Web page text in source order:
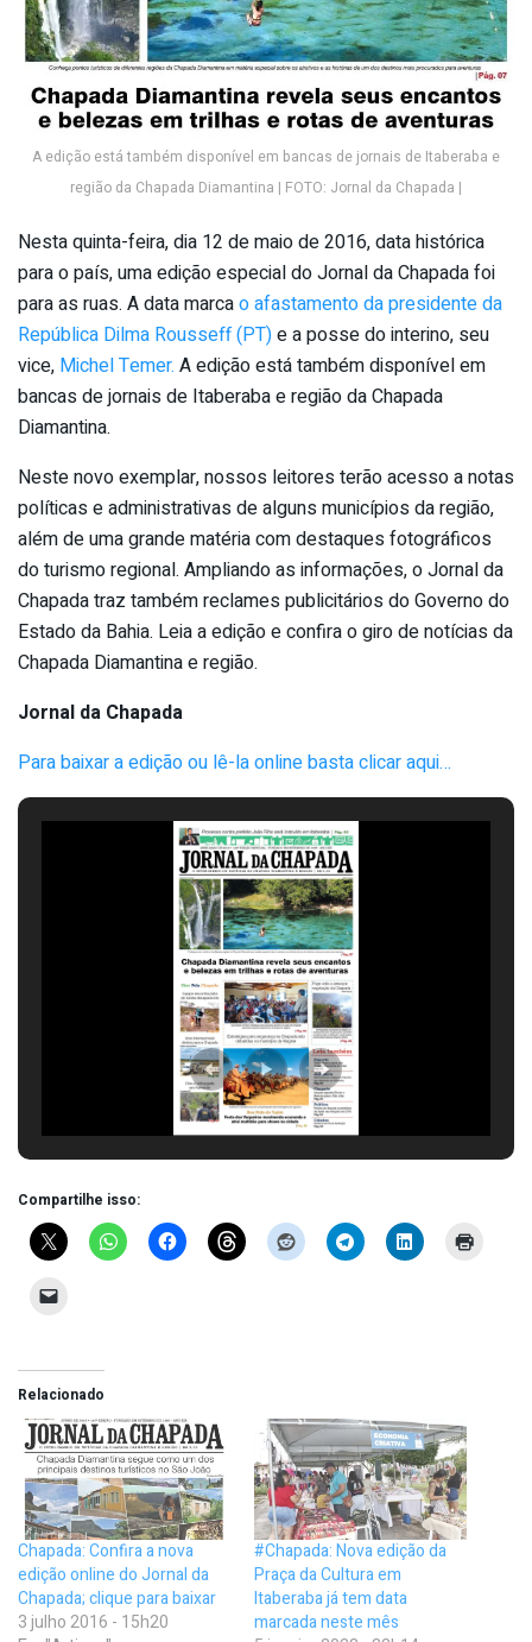
A edição está também disponível em bancas de jornais de Itaberaba e
região da Chapada Diamantina | FOTO: Jornal da Chapada |
Nesta quinta-feira, dia 12 de maio de 2016, data histórica
para o país, uma edição especial do Jornal da Chapada foi
para as ruas. A data marcao afastamento da presidente da
República Dilma Rousseff (PT)e a posse do interino, seu
vice, Michel Temer. A edição está também disponível em
bancas de jornais de Itaberaba e região da Chapada
Diamantina.
Neste novo exemplar, nossos leitores terão acesso a notas
políticas e administrativas de alguns municípios da região,
além de uma grande matéria com destaques fotográficos
do turismo regional. Ampliando as informações, o Jornal da
Chapada traz também reclames publicitários do Governo do
Estado da Bahia. Leia a edição e confira o giro de notícias da
Chapada Diamantina e região.
Jornal da Chapada
Para baixar a edição ou lê-la online basta clicar aqui…
Compartilhe isso:
Relacionado
Chapada: Confira a nova
edição online do Jornal da
Chapada; clique para baixar
3 julho 2016 - 15h20
#Chapada: Nova edição da
Praça da Cultura em
Itaberaba já tem data
marcada neste mês